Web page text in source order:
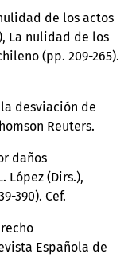
de los actos
La nulidad de los
(pp. 209-265).
la desviación de
Reuters.
daños
López (Dirs.),
390). Cef.
Española de